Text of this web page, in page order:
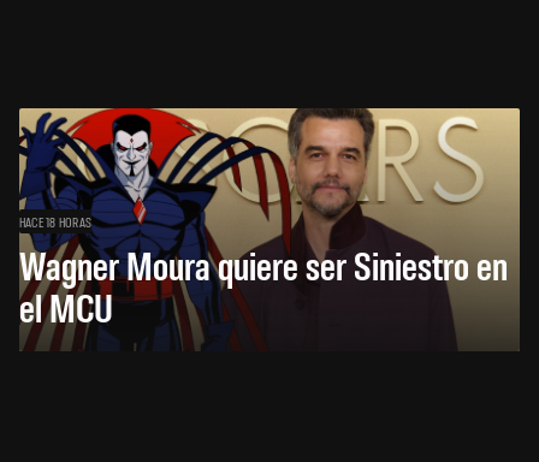
HACE 18 HORAS
Wagner Moura quiere ser Siniestro en
el MCU